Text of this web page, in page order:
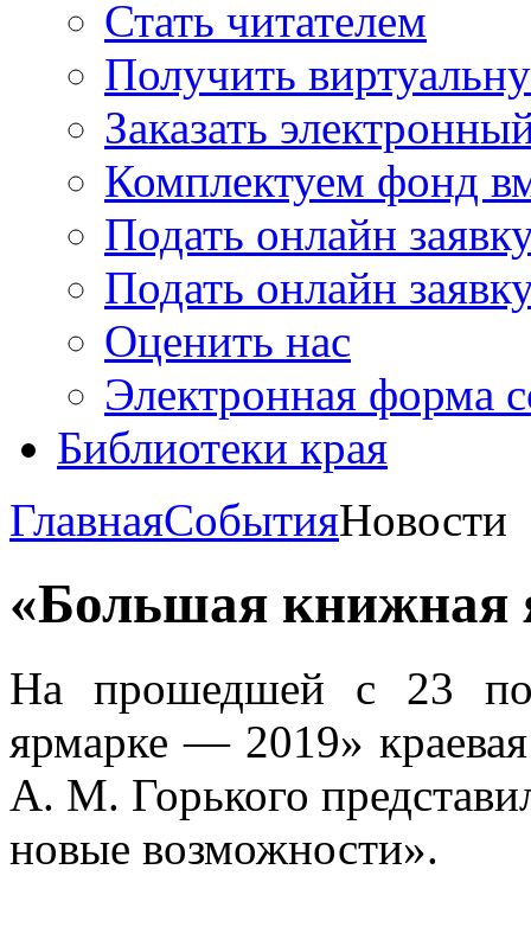
Стать читателем
Получить
Заказать
Комплектуем фонд
Подать онлайн
Подать онлайн
Оценить нас
Электронная форма
Библиотеки края
ГлавнаяСобытияНовости
«Большая книжная
На прошедшей с 23
ярмарке — 2019»
А. М. Горького
новые возможности».